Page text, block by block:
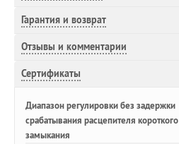
Гарантия и возврат
Отзывы и комментарии
Сертификаты
Диапазон регулировки без задержки
срабатывания расцепителя короткого
замыкания